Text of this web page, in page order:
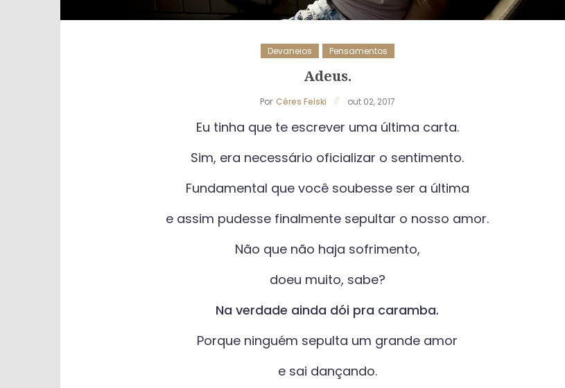
Devaneios Pensamentos
Adeus.
Por Céres Felski out 02, 2017
Eu tinha que te escrever uma última carta.
Sim, era necessário oficializar o sentimento.
Fundamental que você soubesse ser a última
e assim pudesse finalmente sepultar o nosso amor.
Não que não haja sofrimento,
doeu muito, sabe?
Na verdade ainda dói pra caramba.
Porque ninguém sepulta um grande amor
e sai dançando.